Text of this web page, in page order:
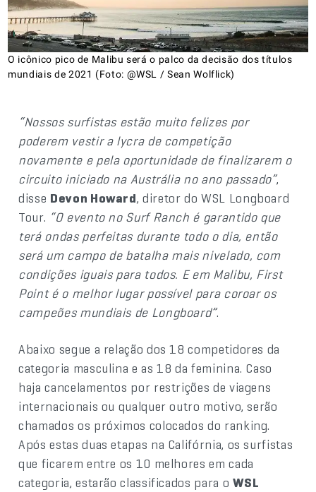
O icônico pico de Malibu será o palco da decisão dos títulos
mundiais de 2021 (Foto: @WSL / Sean Wolflick)
“Nossos surfistas estão muito felizes por
poderem vestir a lycra de competição
novamente e pela oportunidade de finalizarem o
circuito iniciado na Austrália no ano passado”,
disse Devon Howard, diretor do WSL Longboard
Tour. “O evento no Surf Ranch é garantido que
terá ondas perfeitas durante todo o dia, então
será um campo de batalha mais nivelado, com
condições iguais para todos. E em Malibu, First
Point é o melhor lugar possível para coroar os
campeões mundiais de Longboard”.
Abaixo segue a relação dos 18 competidores da
categoria masculina e as 18 da feminina. Caso
haja cancelamentos por restrições de viagens
internacionais ou qualquer outro motivo, serão
chamados os próximos colocados do ranking.
Após estas duas etapas na Califórnia, os surfistas
que ficarem entre os 10 melhores em cada
categoria, estarão classificados para o WSL